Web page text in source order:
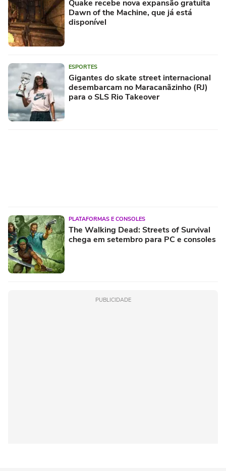
Quake recebe nova expansão gratuita
Dawn of the Machine, que já está
disponível
ESPORTES
Gigantes do skate street internacional
desembarcam no Maracanãzinho (RJ)
para o SLS Rio Takeover
PLATAFORMAS E CONSOLES
The Walking Dead: Streets of Survival
chega em setembro para PC e consoles
PUBLICIDADE